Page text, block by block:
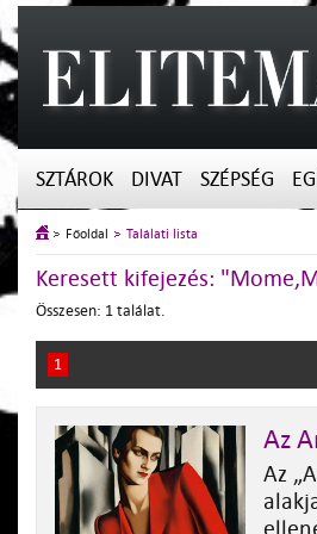
SZTÁROK DIVAT SZÉPSÉG
Főoldal Találati lista
Keresett kifejezés:
Összesen: 1 találat.
1
Az
Az